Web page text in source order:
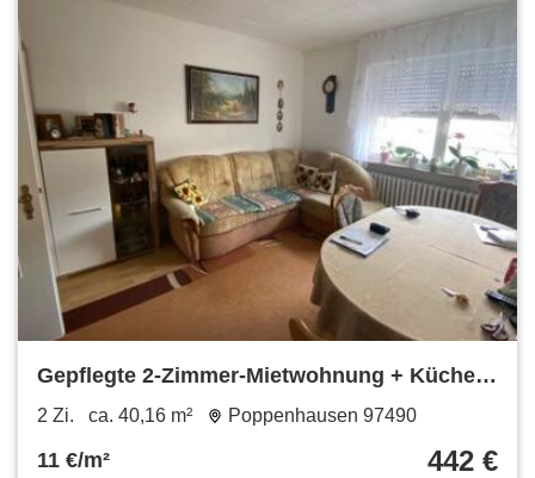
Gepflegte 2-Zimmer-Mietwohnung + Küche
in 97490 Poppenhausen (ID 1510) zwischen
2 Zi. ca. 40,16 m² Poppenhausen 97490
11 €/m² 442 €